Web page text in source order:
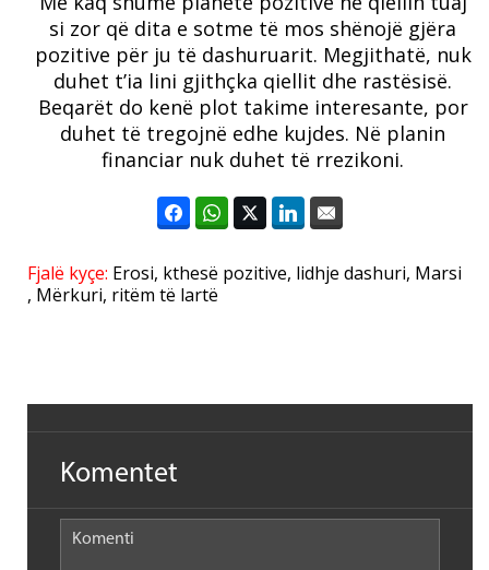
si zor që dita e sotme të mos shënojë gjëra
pozitive për ju të dashuruarit. Megjithatë, nuk
duhet t’ia lini gjithçka qiellit dhe rastësisë.
Beqarët do kenë plot takime interesante, por
duhet të tregojnë edhe kujdes. Në planin
financiar nuk duhet të rrezikoni.
Fjalë kyçe: Erosi, kthesë pozitive, lidhje dashuri, Marsi
, Mërkuri, ritëm të lartë
Komentet